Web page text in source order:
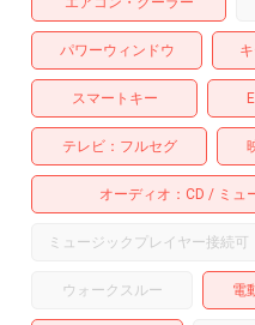
パワーウィンドウ
スマートキー
テレビ フルセグ
オーディオ CD ミュ
ミュージックプレイヤー接続可
ウォークスルー 電